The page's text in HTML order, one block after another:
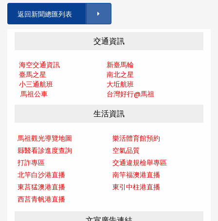
返回新聞總匯列表
交通資訊
海空交通資訊
新臺馬輪
臺馬之星
南北之星
小三通航班
大坵航班
馬祖公車
台灣好行@馬祖
生活資訊
馬祖觀光導覽地圖
樂活體育館預約
縣醫看診進度查詢
空氣品質
打詐專區
交通違規檢舉專區
北竿白沙港直播
南竿福澳港直播
東莒猛澳港直播
東引中柱港直播
西莒青帆港直播